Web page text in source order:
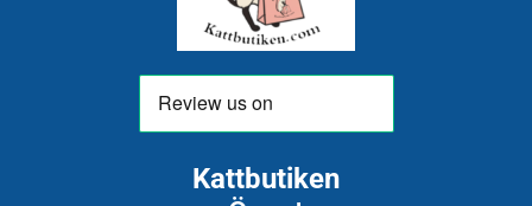
Kattbutiken